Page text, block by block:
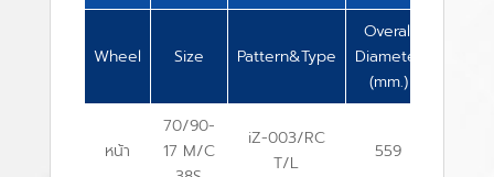
Wheel Size Pattern&Type
Overall
Diameter
(mm.)
หน้า
70/90-
17 M/C
iZ-003/RC
T/L
559